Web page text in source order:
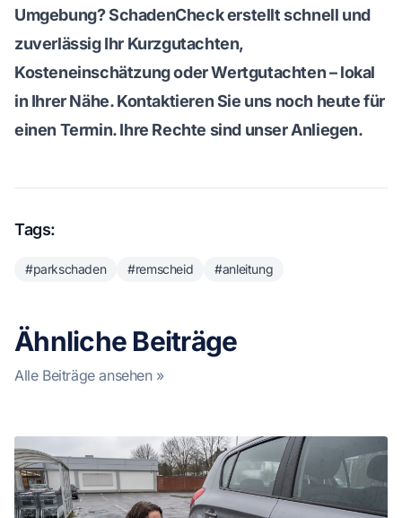
Umgebung? SchadenCheck erstellt schnell und
zuverlässig Ihr Kurzgutachten,
Kosteneinschätzung oder Wertgutachten – lokal
in Ihrer Nähe. Kontaktieren Sie uns noch heute für
einen Termin. Ihre Rechte sind unser Anliegen.
Tags:
#parkschaden #remscheid #anleitung
Ähnliche Beiträge
Alle Beiträge ansehen »